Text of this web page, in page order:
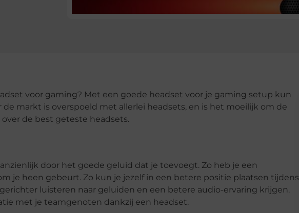
voor gaming? Met een goede headset voor je gaming setup kun
markt is overspoeld met allerlei headsets, en is het moeilijk om de
de best geteste headsets.
door het goede geluid dat je toevoegt. Zo heb je een
je heen gebeurt. Zo kun je jezelf in een betere positie plaatsen tijdens
luisteren naar geluiden en een betere audio-ervaring krijgen.
met je teamgenoten dankzij een headset.